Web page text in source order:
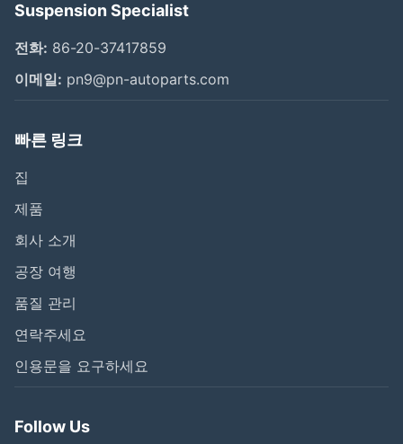
Suspension Specialist
전화: 86-20-37417859
이메일: pn9@pn-autoparts.com
빠른 링크
집
제품
회사 소개
공장 여행
품질 관리
연락주세요
인용문을 요구하세요
Follow Us